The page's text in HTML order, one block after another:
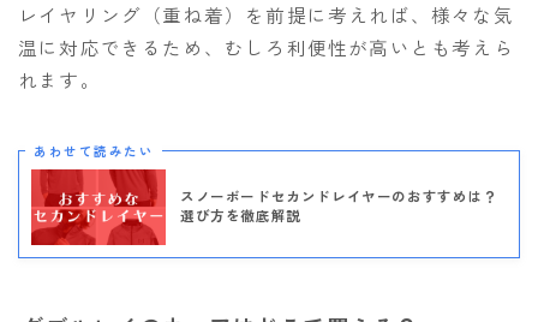
レイヤリング（重ね着）を前提に考えれば、様々な気
温に対応できるため、むしろ利便性が高いとも考えら
れます。
あわせて読みたい
スノーボードセカンドレイヤーのおすすめは？
選び方を徹底解説